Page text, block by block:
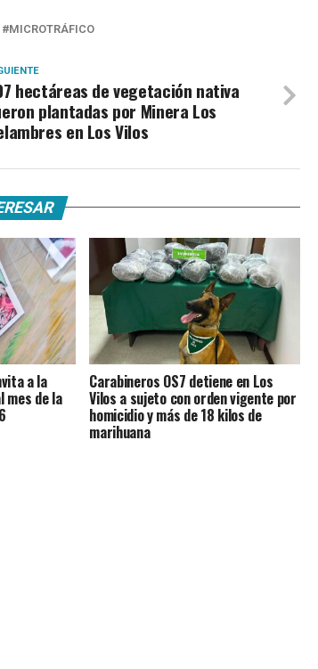
MICROTRÁFICO
hectáreas de vegetación nativa
plantadas por Minera Los
en Los Vilos
a la
mes de la
Carabineros OS7 detiene en Los
Vilos a sujeto con orden vigente por
homicidio y más de 18 kilos de
marihuana